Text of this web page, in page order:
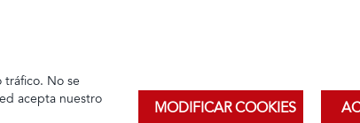
tráfico. No se
acepta nuestro
MODIFICAR COOKIES